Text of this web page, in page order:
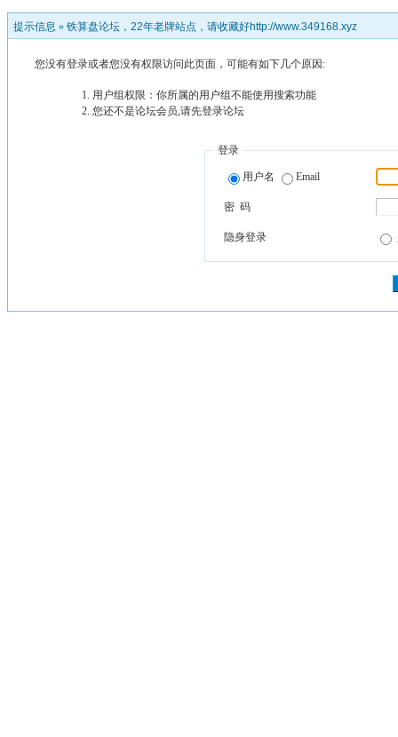
提示信息 » 铁算盘论坛，22年老牌站点，请收藏好http://www.349168.xyz
您没有登录或者您没有权限访问此页面，可能有如下几个原因:
用户组权限：你所属的用户组不能使用搜索功能
您还不是论坛会员,请先登录论坛
登录
用户名 Email
密 码
隐身登录